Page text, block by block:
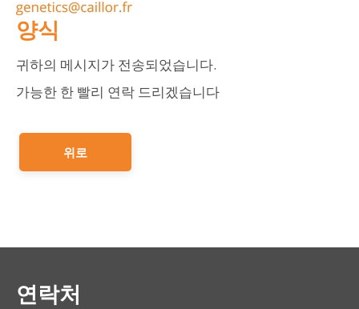
양식
귀하의 메시지가 전송되었습니다.
가능한 한 빨리 연락 드리겠습니다
위로
연락처